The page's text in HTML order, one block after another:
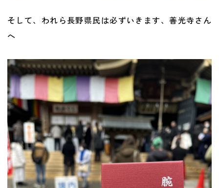
そして、われら長野県民は必ずいきます、善光寺さん
へ